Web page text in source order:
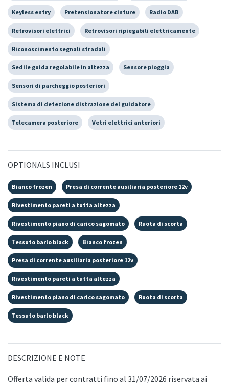
Keyless entry Pretensionatore cinture Radio DAB
Retrovisori elettrici Retrovisori ripiegabili elettricamente
Riconoscimento segnali stradali
Sedile guida regolabile in altezza Sensore pioggia
Sensori di parcheggio posteriori
Sistema di detezione distrazione del guidatore
Telecamera posteriore Vetri elettrici anteriori
OPTIONALS INCLUSI
Bianco frozen Presa di corrente ausiliaria posteriore 12v
Rivestimento pareti a tutta altezza
Rivestimento piano di carico sagomato Ruota di scorta
Tessuto barlo black Bianco frozen
Presa di corrente ausiliaria posteriore 12v
Rivestimento pareti a tutta altezza
Rivestimento piano di carico sagomato Ruota di scorta
Tessuto barlo black
DESCRIZIONE E NOTE
Offerta valida per contratti fino al 31/07/2026 riservata ai